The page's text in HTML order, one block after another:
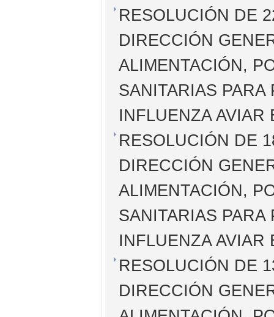
RESOLUCIÓN DE
DIRECCIÓN
ALIMENTACIÓN,
SANITARIAS
INFLUENZA AVIAR
RESOLUCIÓN DE
DIRECCIÓN
ALIMENTACIÓN,
SANITARIAS
INFLUENZA AVIAR
RESOLUCIÓN DE
DIRECCIÓN